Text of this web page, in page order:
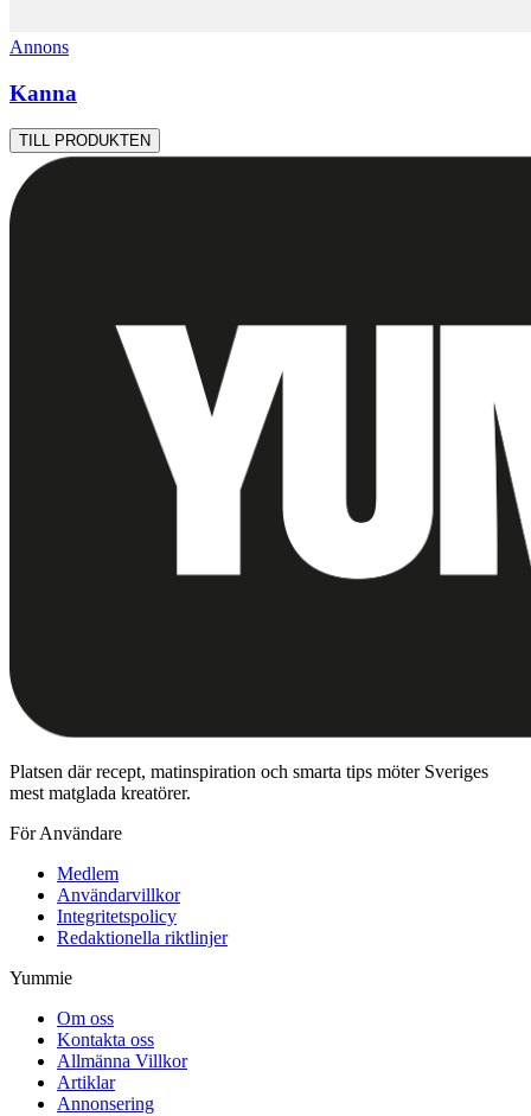
Annons
Kanna
TILL PRODUKTEN
Platsen där recept, matinspiration och smarta tips möter Sveriges
mest matglada kreatörer.
För Användare
Medlem
Användarvillkor
Integritetspolicy
Redaktionella riktlinjer
Yummie
Om oss
Kontakta oss
Allmänna Villkor
Artiklar
Annonsering